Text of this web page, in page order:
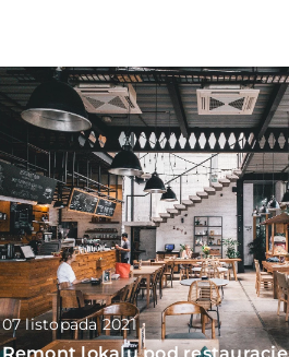
07 listopada 2021